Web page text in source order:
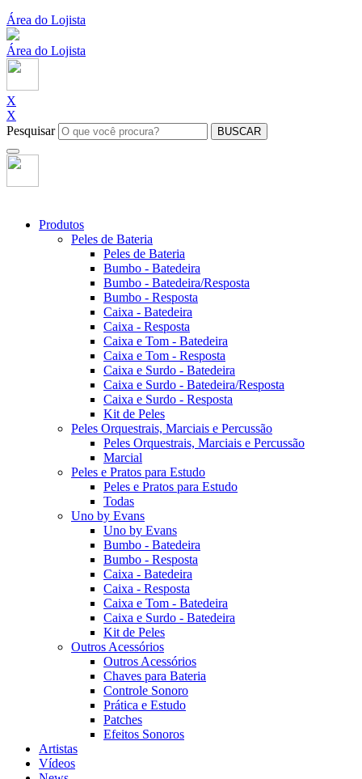
Área do Lojista
Área do Lojista
X
X
Pesquisar
BUSCAR
Produtos
Peles de Bateria
Peles de Bateria
Bumbo - Batedeira
Bumbo - Batedeira/Resposta
Bumbo - Resposta
Caixa - Batedeira
Caixa - Resposta
Caixa e Tom - Batedeira
Caixa e Tom - Resposta
Caixa e Surdo - Batedeira
Caixa e Surdo - Batedeira/Resposta
Caixa e Surdo - Resposta
Kit de Peles
Peles Orquestrais, Marciais e Percussão
Peles Orquestrais, Marciais e Percussão
Marcial
Peles e Pratos para Estudo
Peles e Pratos para Estudo
Todas
Uno by Evans
Uno by Evans
Bumbo - Batedeira
Bumbo - Resposta
Caixa - Batedeira
Caixa - Resposta
Caixa e Tom - Batedeira
Caixa e Surdo - Batedeira
Kit de Peles
Outros Acessórios
Outros Acessórios
Chaves para Bateria
Controle Sonoro
Prática e Estudo
Patches
Efeitos Sonoros
Artistas
Vídeos